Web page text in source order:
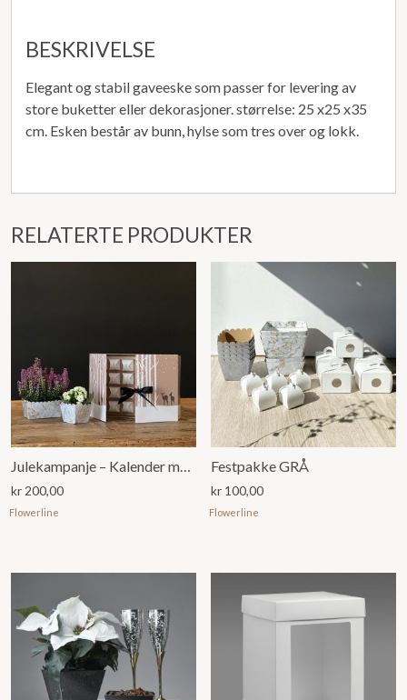
BESKRIVELSE
Elegant og stabil gaveeske som passer for levering av
store buketter eller dekorasjoner. størrelse: 25 x25 x35
cm. Esken består av bunn, hylse som tres over og lokk.
RELATERTE PRODUKTER
Julekampanje – Kalender med Elizabeth og Eliza
kr 200,00
Flowerline
Festpakke GRÅ
kr 100,00
Flowerline